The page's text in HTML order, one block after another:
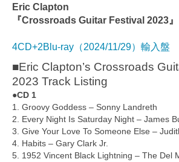
Eric Clapton
『Crossroads Guitar Festival 2023』
4CD+2Blu-ray（2024/11/29）輸入盤
■Eric Clapton’s Crossroads
2023 Track Listing
●CD 1
1. Groovy Goddess – Sonny Landreth
2. Every Night Is Saturday Night – James
3. Give Your Love To Someone Else –
4. Habits – Gary Clark Jr.
5. 1952 Vincent Black Lightning – The Del